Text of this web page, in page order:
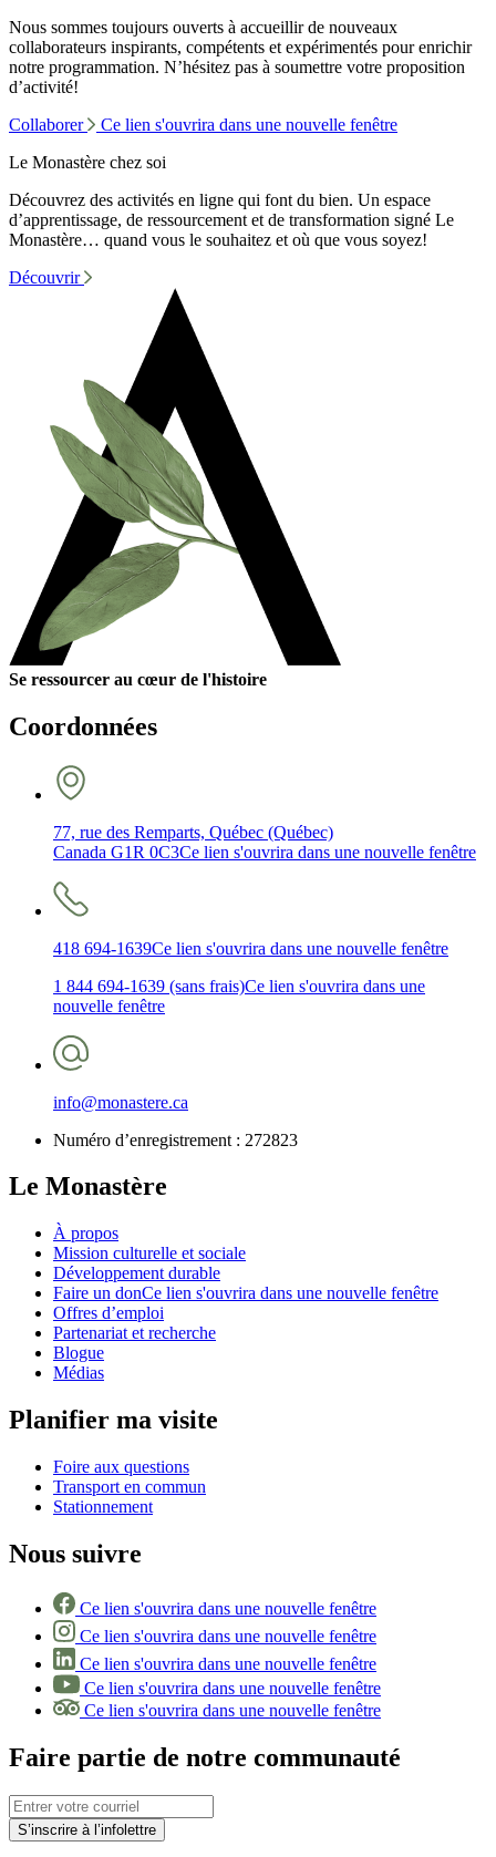
Nous sommes toujours ouverts à accueillir de nouveaux
collaborateurs inspirants, compétents et expérimentés pour enrichir
notre programmation. N’hésitez pas à soumettre votre proposition
d’activité!
Collaborer
Ce lien s'ouvrira dans une nouvelle fenêtre
Le Monastère chez soi
Découvrez des activités en ligne qui font du bien. Un espace
d’apprentissage, de ressourcement et de transformation signé Le
Monastère… quand vous le souhaitez et où que vous soyez!
Découvrir
Se ressourcer au cœur de l'histoire
Coordonnées
77, rue des Remparts, Québec (Québec)
Canada G1R 0C3Ce lien s'ouvrira dans une nouvelle fenêtre
418 694-1639Ce lien s'ouvrira dans une nouvelle fenêtre
1 844 694-1639 (sans frais)Ce lien s'ouvrira dans une
nouvelle fenêtre
info@monastere.ca
Numéro d’enregistrement : 272823
Le Monastère
À propos
Mission culturelle et sociale
Développement durable
Faire un donCe lien s'ouvrira dans une nouvelle fenêtre
Offres d’emploi
Partenariat et recherche
Blogue
Médias
Planifier ma visite
Foire aux questions
Transport en commun
Stationnement
Nous suivre
Ce lien s'ouvrira dans une nouvelle fenêtre
Ce lien s'ouvrira dans une nouvelle fenêtre
Ce lien s'ouvrira dans une nouvelle fenêtre
Ce lien s'ouvrira dans une nouvelle fenêtre
Ce lien s'ouvrira dans une nouvelle fenêtre
Faire partie de notre communauté
S’inscrire à l’infolettre